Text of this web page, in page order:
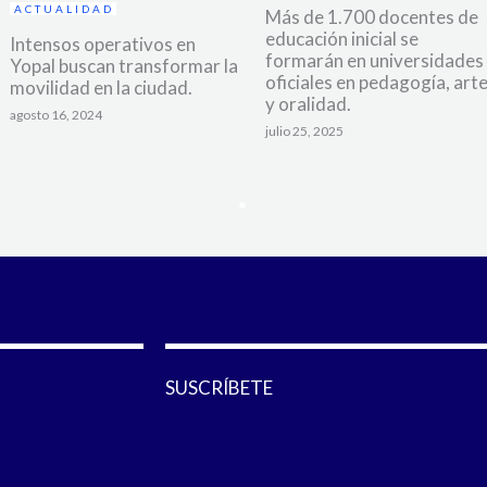
ACTUALIDAD
Intensos operativos en
Yopal buscan transformar la
movilidad en la ciudad.
agosto 16, 2024
Más de 1.700 docentes de
educación inicial se
formarán en universidades
oficiales en pedagogía, arte
y oralidad.
julio 25, 2025
SUSCRÍBETE